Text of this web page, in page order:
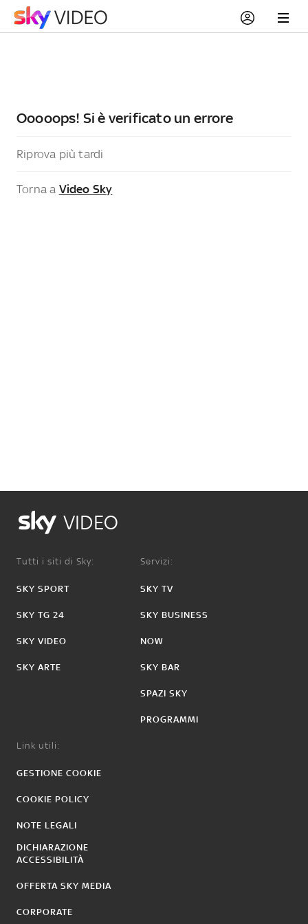
Ooooops! Si è verificato un errore
Riprova più tardi
Torna a Video Sky
VIDEO
Tutti i siti di Sky:
SKY SPORT
SKY TG 24
SKY VIDEO
SKY ARTE
Servizi:
SKY TV
SKY BUSINESS
NOW
SKY BAR
SPAZI SKY
PROGRAMMI
Link utili:
GESTIONE COOKIE
COOKIE POLICY
NOTE LEGALI
DICHIARAZIONE
ACCESSIBILITÀ
OFFERTA SKY MEDIA
CORPORATE